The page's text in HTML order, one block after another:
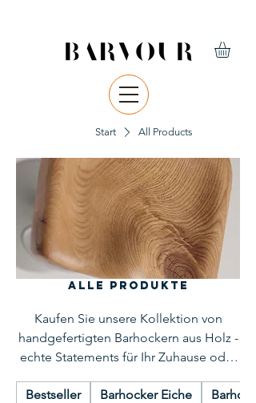
Start All Products
Alle Produkte
Kaufen Sie unsere Kollektion von
handgefertigten Barhockern aus Holz -
echte Statements für Ihr Zuhause oder
höhenverstellbar, mit Lehne und
Bestseller Barhocker Eiche